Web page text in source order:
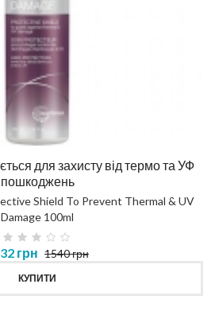
для захисту від термо та УФ
пошкоджень
Shield To Prevent Thermal & UV
Damage 100ml
грн 1540 грн
КУПИТИ